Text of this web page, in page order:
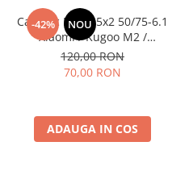
-42% NOU
Cauciuc Plin 8.5x2 50/75-6.1
Xiaomi / Kugoo M2 /
Ducati/Evergreen/Motus/
120,00 RON
70,00 RON
ADAUGA IN COS